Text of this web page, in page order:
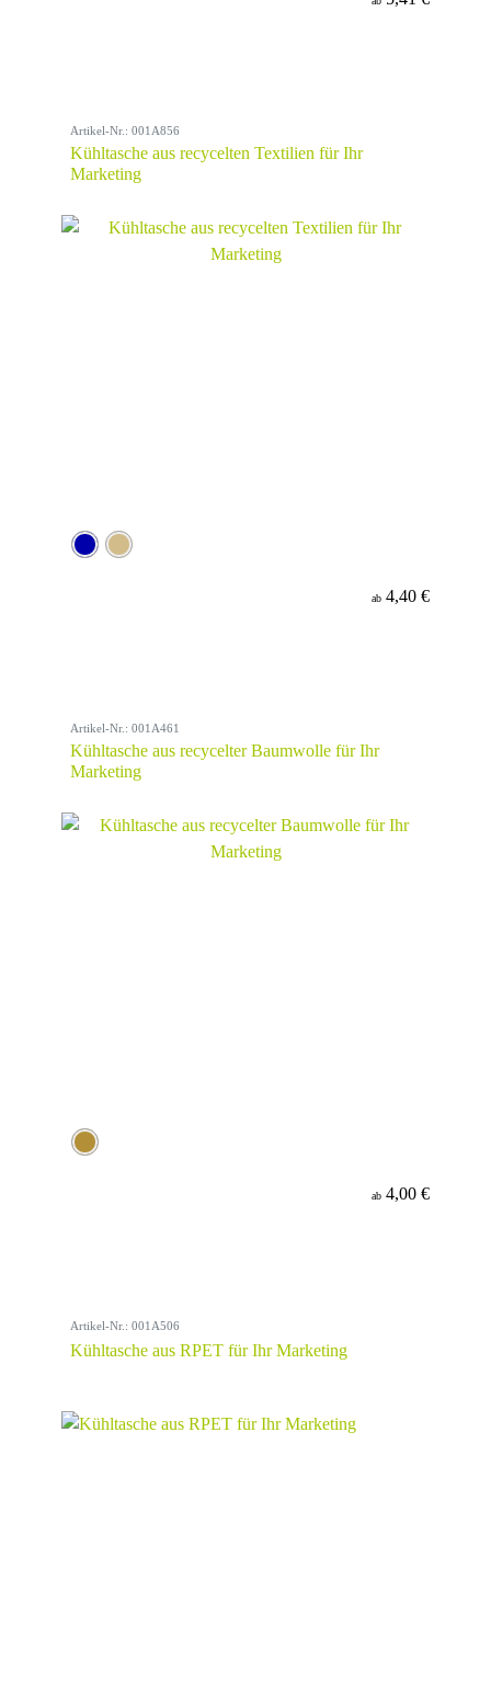
Artikel-Nr.: 001A856
Kühltasche aus recycelten Textilien für Ihr
Marketing
ab 4,40 €
Artikel-Nr.: 001A461
Kühltasche aus recycelter Baumwolle für Ihr
Marketing
ab 4,00 €
Artikel-Nr.: 001A506
Kühltasche aus RPET für Ihr Marketing